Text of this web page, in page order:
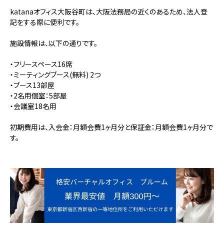
katanaオフィス大阪谷町は、大阪法務局の近くのあるため、法人登
記をする際に便利です。
施設情報は、以下の通りです。
・フリースペース16席
・ミーティングブース(無料) 2つ
・ブース13部屋
・2名用個室：5部屋
・会議室18名用
初期費用は、入会金：月額会費1ヶ月分と保証金：月額会費1ヶ月分で
す。